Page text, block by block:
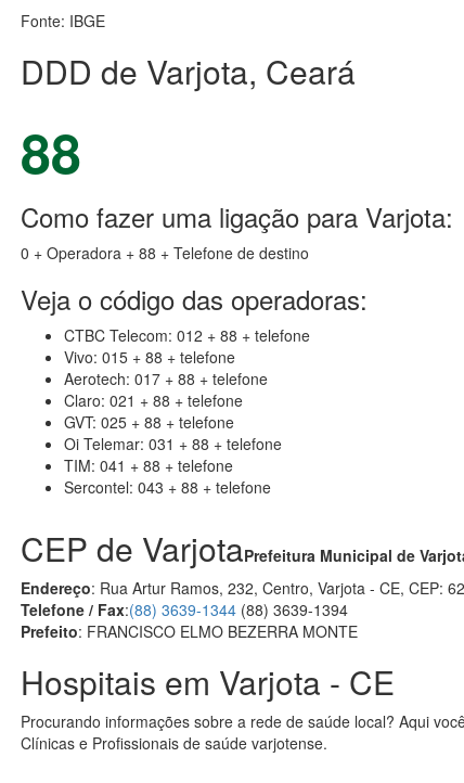
Fonte: IBGE
DDD de Varjota, Ceará
88
Como fazer uma ligação para Varjota:
0 + Operadora + 88 + Telefone de destino
Veja o código das operadoras:
CTBC Telecom: 012 + 88 + telefone
Vivo: 015 + 88 + telefone
Aerotech: 017 + 88 + telefone
Claro: 021 + 88 + telefone
GVT: 025 + 88 + telefone
Oi Telemar: 031 + 88 + telefone
TIM: 041 + 88 + telefone
Sercontel: 043 + 88 + telefone
CEP de VarjotaPrefeitura Municipal de
Endereço: Rua Artur Ramos, 232, Centro, Varjota - CE, CEP:
Telefone / Fax:(88) 3639-1344 (88) 3639-1394
Prefeito: FRANCISCO ELMO BEZERRA MONTE
Hospitais em Varjota - CE
Procurando informações sobre a rede de saúde local? Aqui
Clínicas e Profissionais de saúde varjotense.